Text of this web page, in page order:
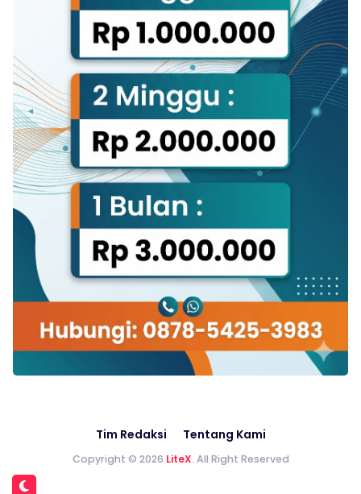
Tim Redaksi Tentang Kami
Copyright © 2026 LiteX. All Right Reserved